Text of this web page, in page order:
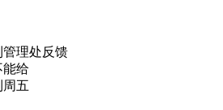
管理处反馈
能给
周五